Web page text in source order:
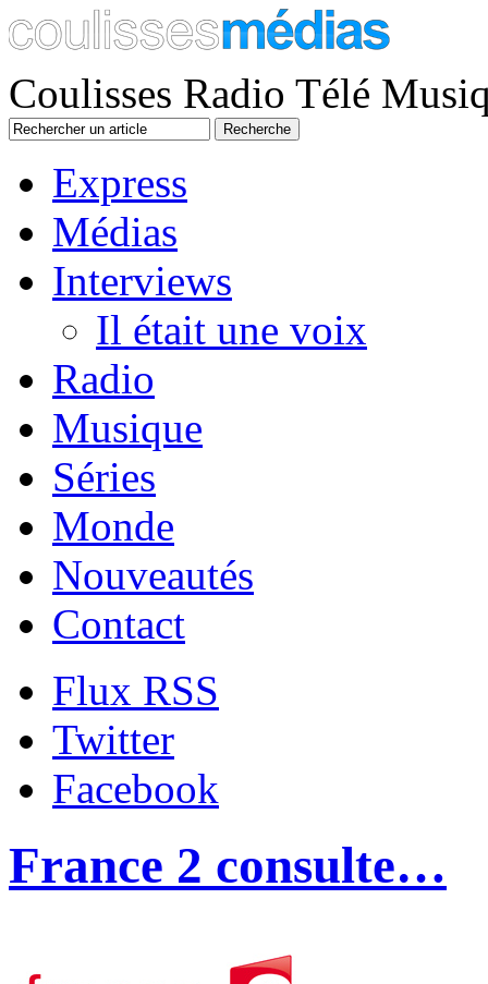
Coulisses Radio Télé
Express
Médias
Interviews
Il était une voix
Radio
Musique
Séries
Monde
Nouveautés
Contact
Flux RSS
Twitter
Facebook
France 2 consulte…